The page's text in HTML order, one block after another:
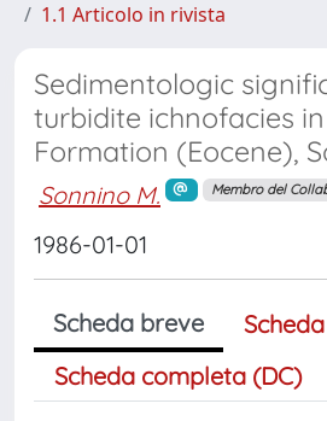
1.1 Articolo in rivista
Sedimentologic
turbidite ichnofacies
Formation (Eocene),
Sonnino M. Membro del
1986-01-01
Scheda breve
Scheda completa (DC)